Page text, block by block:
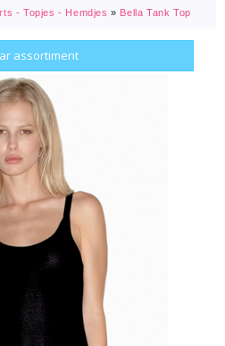
- Topjes - Hemdjes » Bella Tank Top
assortiment